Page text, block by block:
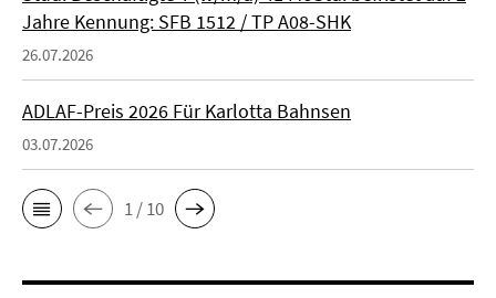
Jahre Kennung: SFB 1512 / TP A08-SHK
26.07.2026
ADLAF-Preis 2026 Für Karlotta Bahnsen
03.07.2026
1 / 10